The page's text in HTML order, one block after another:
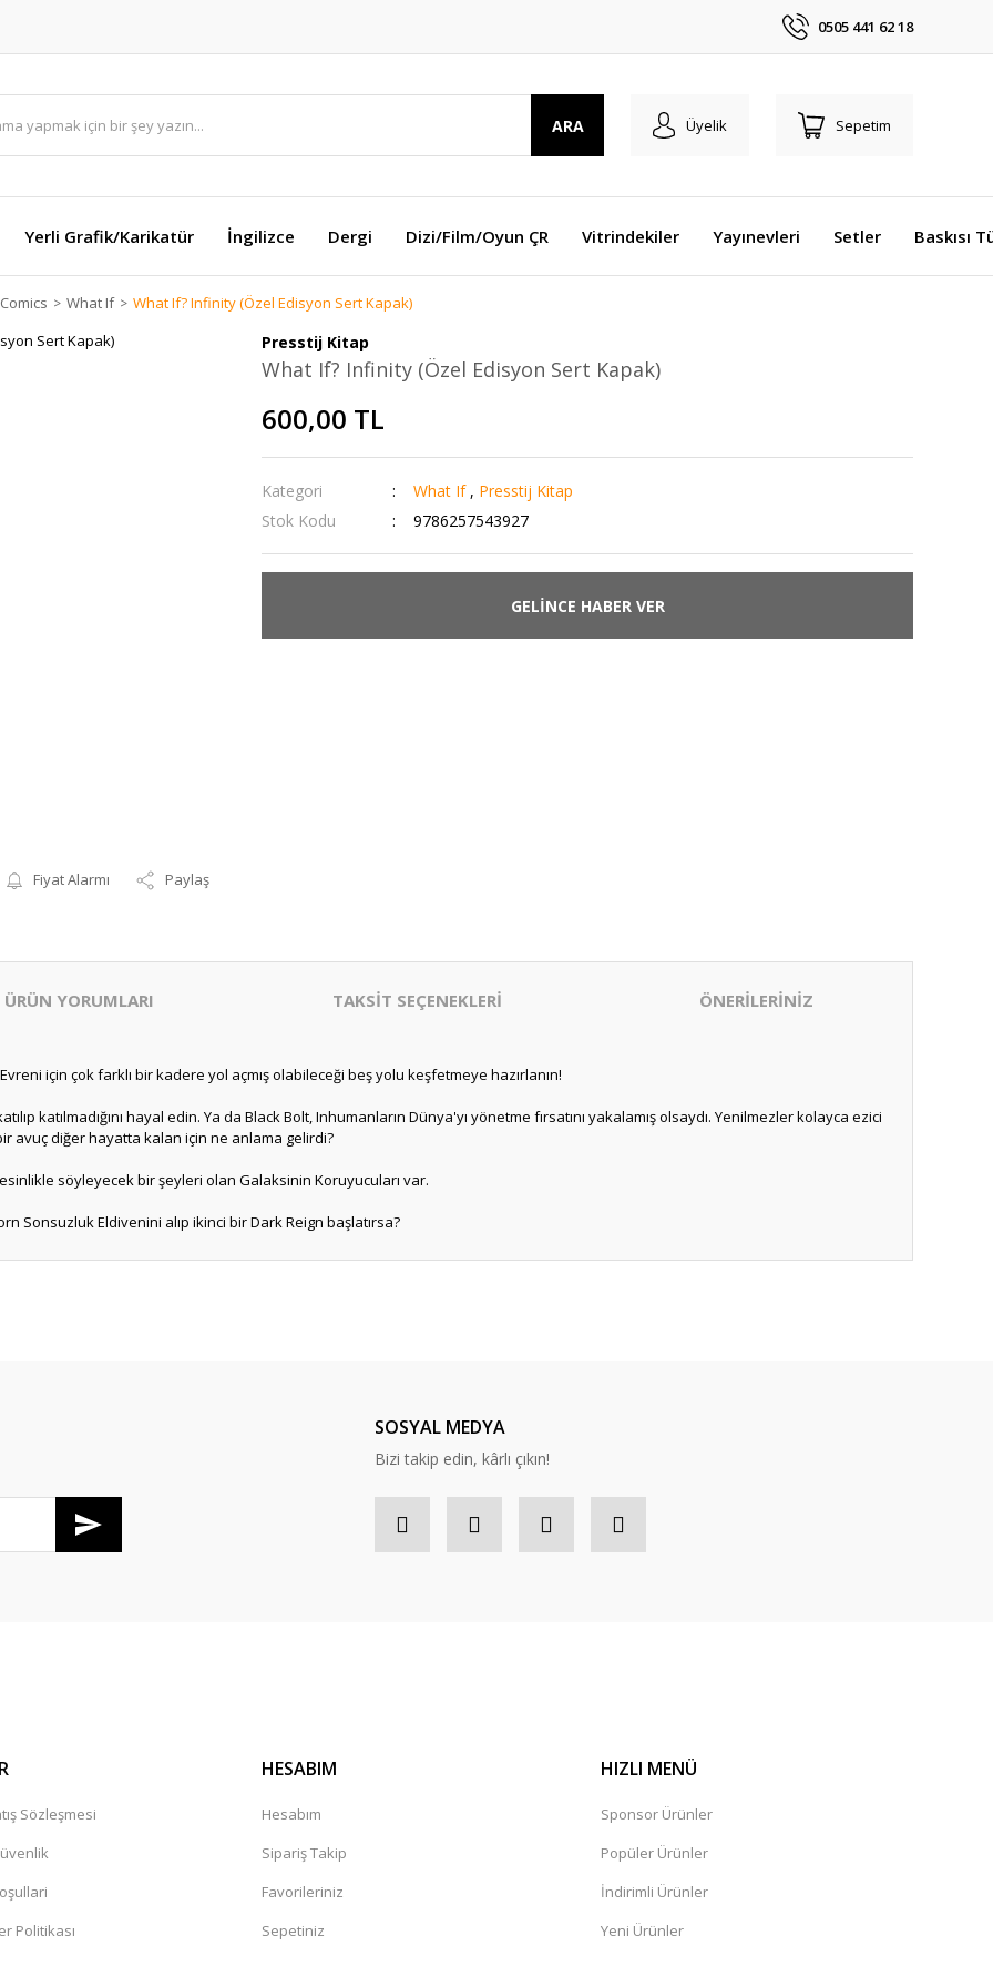
0505 441 62 18
ARA Üyelik Sepetim
Yerli Grafik/Karikatür İngilizce Dergi Dizi/Film/Oyun ÇR Vitrindekiler Yayınevleri Setler Baskısı
What If What If? Infinity (Özel Edisyon Sert Kapak)
Fiyat Alarmı Paylaş
Presstij Kitap
What If? Infinity (Özel Edisyon Sert Kapak)
600,00 TL
Kategori What If , Presstij Kitap
Stok Kodu
9786257543927
GELİNCE HABER VER
ÜRÜN YORUMLARI TAKSİT SEÇENEKLERİ ÖNERİLERİNİZ
için çok farklı bir kadere yol açmış olabileceği beş yolu keşfetmeye hazırlanın!
katılmadığını hayal edin. Ya da Black Bolt, Inhumanların Dünya'yı yönetme fırsatını yakalamış olsaydı. Yenilmezler kolayca ezici
avuç diğer hayatta kalan için ne anlama gelirdi?
söyleyecek bir şeyleri olan Galaksinin Koruyucuları var.
Sonsuzluk Eldivenini alıp ikinci bir Dark Reign başlatırsa?
SOSYAL MEDYA
Bizi takip edin, kârlı çıkın!
Sözleşmesi
Politikası
HESABIM
Hesabım
Sipariş Takip
Favorileriniz
Sepetiniz
HIZLI MENÜ
Sponsor Ürünler
Popüler Ürünler
İndirimli Ürünler
Yeni Ürünler